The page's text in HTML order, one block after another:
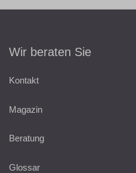
Wir beraten Sie
Kontakt
Magazin
Beratung
Glossar